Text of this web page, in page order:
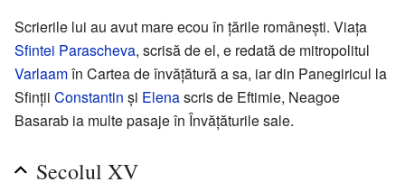
Scrierile lui au avut mare ecou în țările românești. Viața
Sfintei Parascheva, scrisă de el, e redată de mitropolitul
Varlaamîn Cartea de învățătură a sa, iar din Panegiricul la
Sfinții Constantin și Elenascris de Eftimie, Neagoe
Basarab ia multe pasaje în Învățăturile sale.
Secolul XV